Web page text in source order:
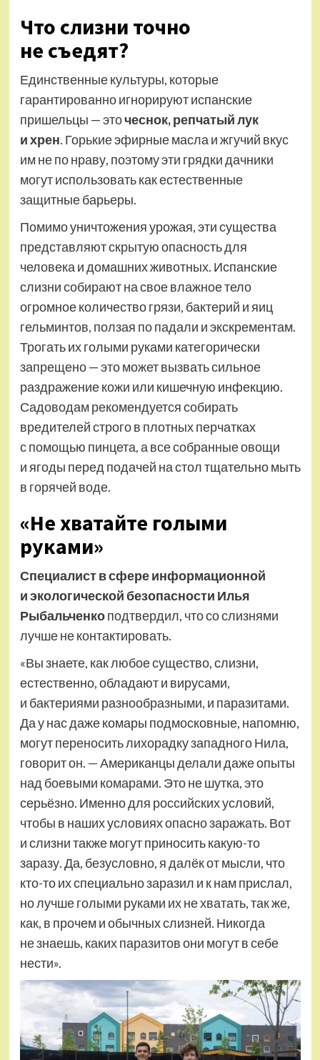
Что слизни точно
не съедят?
Единственные культуры, которые
гарантированно игнорируют испанские
пришельцы — эточеснок, репчатый лук
и хрен. Горькие эфирные масла и жгучий вкус
им не по нраву, поэтому эти грядки дачники
могут использовать как естественные
защитные барьеры.
Помимо уничтожения урожая, эти существа
представляют скрытую опасность для
человека и домашних животных. Испанские
слизни собирают на свое влажное тело
огромное количество грязи, бактерий и яиц
гельминтов, ползая по падали и экскрементам.
Трогать их голыми руками категорически
запрещено — это может вызвать сильное
раздражение кожи или кишечную инфекцию.
Садоводам рекомендуется собирать
вредителей строго в плотных перчатках
с помощью пинцета, а все собранные овощи
и ягоды перед подачей на стол тщательно мыть
в горячей воде.
«Не хватайте голыми
руками»
Специалист в сфере информационной
и экологической безопасности Илья
Рыбальченкоподтвердил, что со слизнями
лучше не контактировать.
«Вы знаете, как любое существо, слизни,
естественно, обладают и вирусами,
и бактериями разнообразными, и паразитами.
Да у нас даже комары подмосковные, напомню,
могут переносить лихорадку западного Нила,
говорит он. — Американцы делали даже опыты
над боевыми комарами. Это не шутка, это
серьёзно. Именно для российских условий,
чтобы в наших условиях опасно заражать. Вот
и слизни также могут приносить какую-то
заразу. Да, безусловно, я далёк от мысли, что
кто-то их специально заразил и к нам прислал,
но лучше голыми руками их не хватать, так же,
как, в прочем и обычных слизней. Никогда
не знаешь, каких паразитов они могут в себе
нести».